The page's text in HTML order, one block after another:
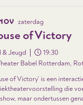
zaterdag
of Victory
& Jeugd
19:30
Babel Rotterdam,
of Victory’ is een
die
maar ondertussen